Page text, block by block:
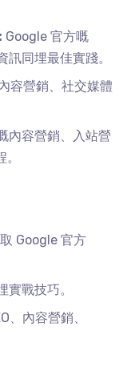
Google 官方嘅
訊同埋最佳實踐。
容營銷、社交媒體
內容營銷、入站營
Google 官方
實戰技巧。
、內容營銷、